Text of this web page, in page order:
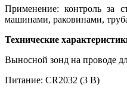
Применение: контроль за
машинами, раковинами,
Технические
Выносной зонд на проводе
Питание: CR2032 (3 В)